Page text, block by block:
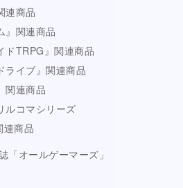
連商品
』関連商品
ドTRPG』関連商品
ライブ』関連商品
関連商品
ルコマシリーズ
連商品
「オールゲーマーズ」